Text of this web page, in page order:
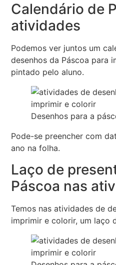
Calendário de
atividades
Podemos ver juntos um
desenhos da Páscoa para
pintado pelo aluno.
Desenhos para a
Pode-se preencher com
ano na folha.
Laço de
Páscoa nas
Temos nas atividades de
imprimir e colorir, um laço